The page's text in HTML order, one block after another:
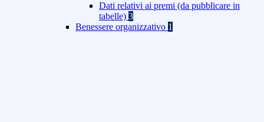
Dati relativi ai premi (da pubblicare in
tabelle) 3
Benessere organizzativo 1